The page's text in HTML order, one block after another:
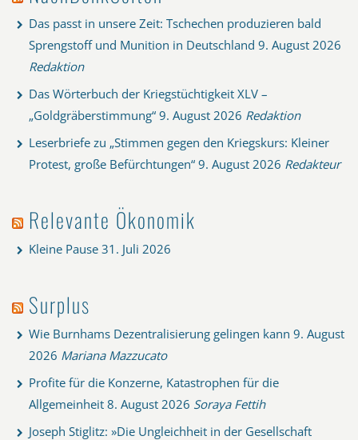
Das passt in unsere Zeit: Tschechen produzieren bald
Sprengstoff und Munition in Deutschland 9. August 2026
Redaktion
Das Wörterbuch der Kriegstüchtigkeit XLV –
„Goldgräberstimmung“ 9. August 2026 Redaktion
Leserbriefe zu „Stimmen gegen den Kriegskurs: Kleiner
Protest, große Befürchtungen“ 9. August 2026 Redakteur
Relevante Ökonomik
Kleine Pause 31. Juli 2026
Surplus
Wie Burnhams Dezentralisierung gelingen kann 9. August
2026 Mariana Mazzucato
Profite für die Konzerne, Katastrophen für die
Allgemeinheit 8. August 2026 Soraya Fettih
Joseph Stiglitz: »Die Ungleichheit in der Gesellschaft